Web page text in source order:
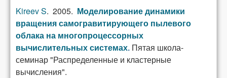
Kireev S. 2005.
Моделирование динамики
вращения самогравитирующего пылевого
облака на многопроцессорных
вычислительных системах. Пятая школа-
семинар "Распределенные и кластерные
вычисления".